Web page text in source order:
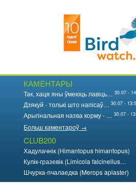
КАМЕНТАРЫ
Так, хаця яны ўмеюць лавіць… 30.07 -
Дзякуй - толькі што напісаў… 30.07 -
Арыгінальная назва корму - … 30.07 -
Больш каментароў →
CLUB200
Хадулачнік (Himantopus himantopus)
Кулік-гразевік (Limicola falcinellus…
Шчурка-пчалаедка (Merops apiaster)